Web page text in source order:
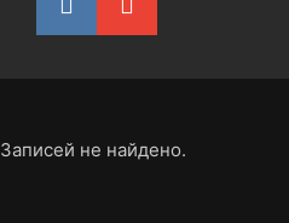
Записей не найдено.